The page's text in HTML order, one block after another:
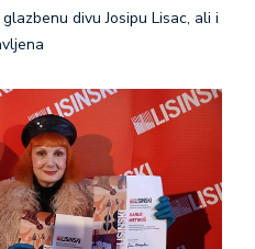
divu Josipu Lisac, ali i